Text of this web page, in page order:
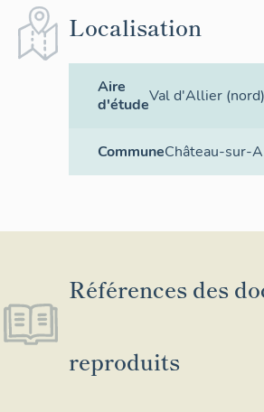
Localisation
Aire
d'étudeVal d'Allier (nord)
CommuneChâteau-sur-
Références des
reproduits